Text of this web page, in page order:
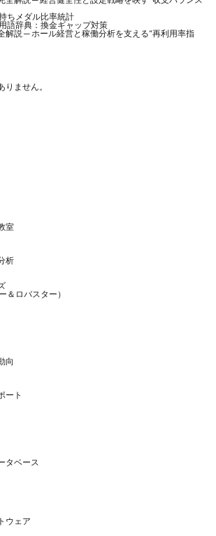
ちメダル比率統計
語辞典：換金ギャップ対策
解説 ─ ホール経営と稼働分析を支える“再利用率指
ません。
室
析
＆ロバスター）
向
ート
タベース
ウェア